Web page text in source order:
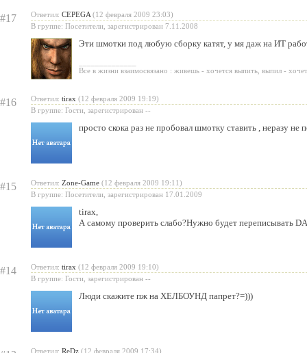
#17 Ответил: CEPEGA (12 февраля 2009 23:03)
В группе: Посетители, зарегистрирован 7.11.2008
Эти шмотки под любую сборку катят, у мя даж на ИТ
Все в жизни взаимосвязано : живешь - хочется выпить, выпил -
#16 Ответил: tirax (12 февраля 2009 19:19)
В группе: Гости, зарегистрирован --
просто скока раз не пробовал шмотку ставить , неразу не
#15 Ответил: Zone-Game (12 февраля 2009 19:11)
В группе: Посетители, зарегистрирован 17.01.2009
tirax,
А самому проверить слабо?Нужно будет переписывать
#14 Ответил: tirax (12 февраля 2009 19:10)
В группе: Гости, зарегистрирован --
Люди скажите пж на ХЕЛБОУНД папрет?=)))
Ответил: ReDz (12 февраля 2009 17:34)